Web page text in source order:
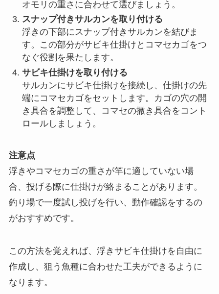
オモリの重さに合わせて選びましょう。
スナップ付きサルカンを取り付ける
浮きの下部にスナップ付きサルカンを結びま
す。この部分がサビキ仕掛けとコマセカゴをつ
なぐ役割を果たします。
サビキ仕掛けを取り付ける
サルカンにサビキ仕掛けを接続し、仕掛けの先
端にコマセカゴをセットします。カゴの穴の開
き具合を調整して、コマセの撒き具合をコント
ロールしましょう。
注意点
浮きやコマセカゴの重さが竿に適していない場
合、投げる際に仕掛けが絡まることがあります。
釣り場で一度試し投げを行い、動作確認をするの
がおすすめです。
この方法を覚えれば、浮きサビキ仕掛けを自由に
作成し、狙う魚種に合わせた工夫ができるように
なります。